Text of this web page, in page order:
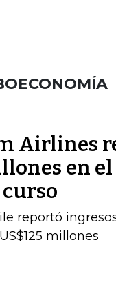
Airlines
en
reportó
millones